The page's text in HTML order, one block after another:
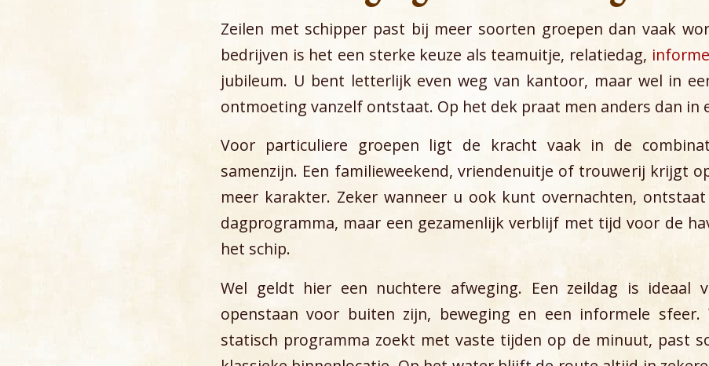
Zeilen met schipper past bij meer soorten groepen dan vaak
bedrijven is het een sterke keuze als teamuitje, relatiedag,
jubileum. U bent letterlijk even weg van kantoor, maar wel in
ontmoeting vanzelf ontstaat. Op het dek praat men anders dan in
Voor particuliere groepen ligt de kracht vaak in de
samenzijn. Een familieweekend, vriendenuitje of trouwerij krijgt
meer karakter. Zeker wanneer u ook kunt overnachten,
dagprogramma, maar een gezamenlijk verblijf met tijd voor de
het schip.
Wel geldt hier een nuchtere afweging. Een zeildag is ideaal
openstaan voor buiten zijn, beweging en een informele sfeer.
statisch programma zoekt met vaste tijden op de minuut, past